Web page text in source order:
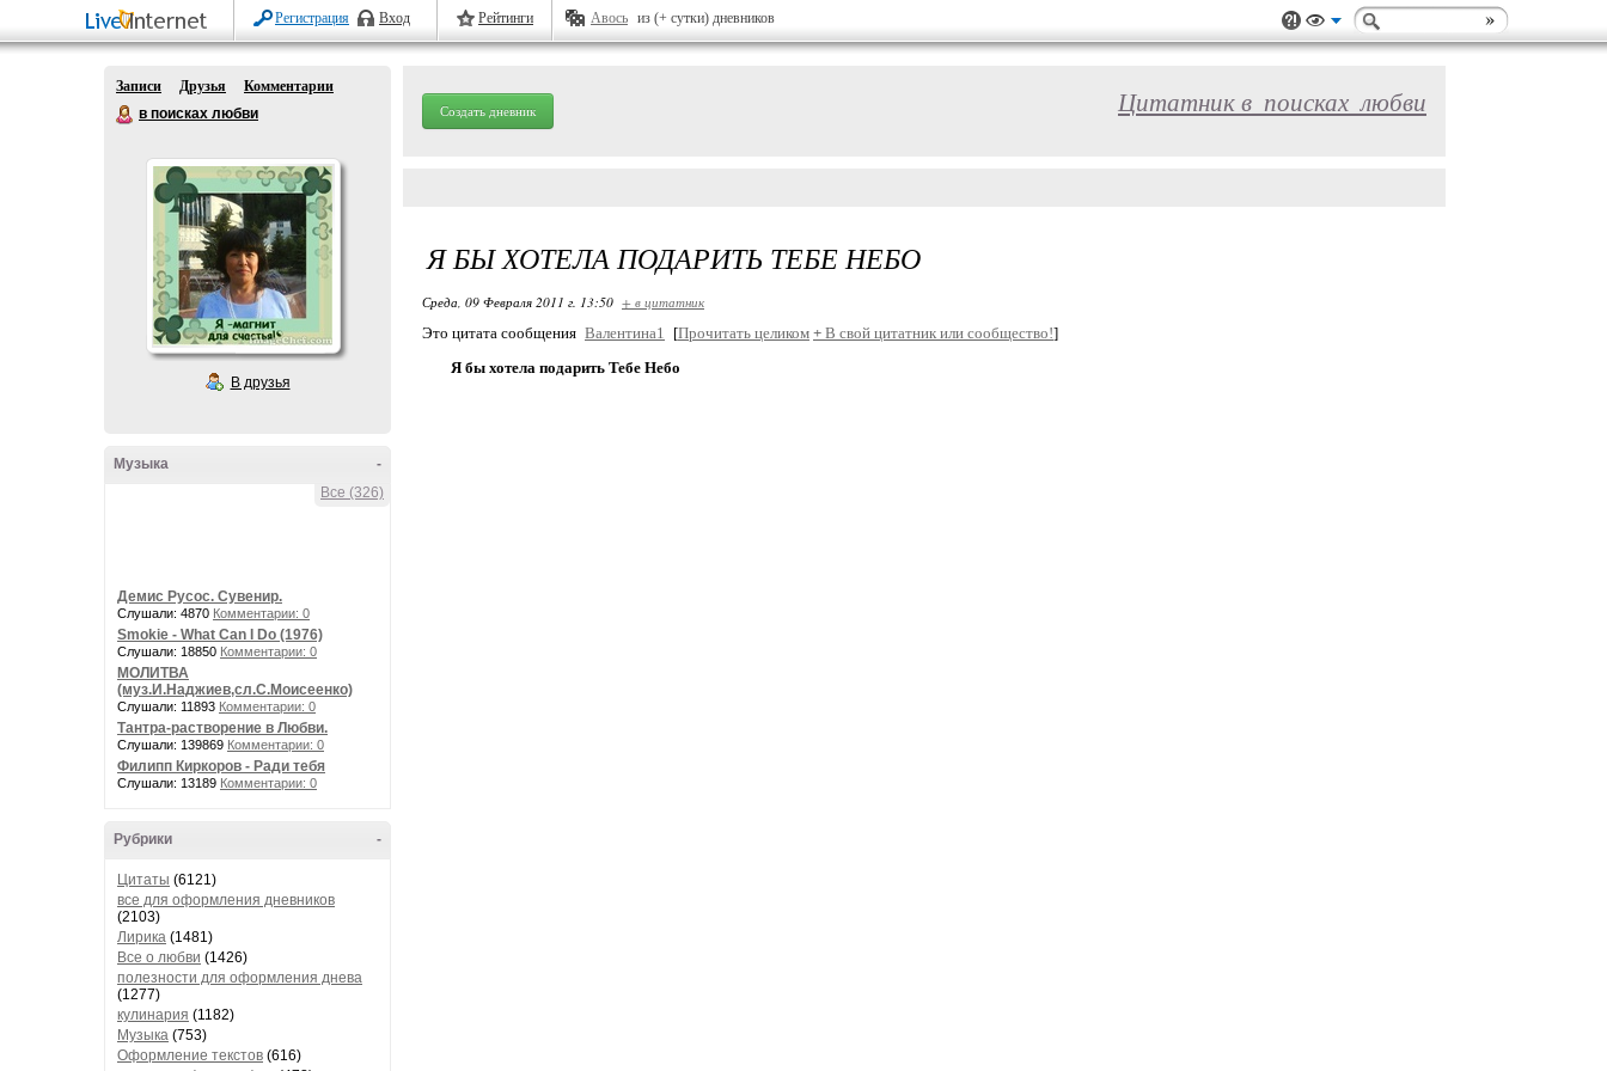
Регистрация Вход Рейтинги Авось из (+ сутки) дневников
Записи Друзья
Комментарии
в поисках любви
В друзья
-
Музыка
Все (326)
Демис Русос. Сувенир.
Слушали: 4870 Комментарии: 0
Smokie - What Can I Do (1976)
Слушали: 18850 Комментарии: 0
МОЛИТВА
(муз.И.Наджиев,сл.С.Моисеенко)
Слушали: 11893 Комментарии: 0
Тантра-растворение в Любви.
Слушали: 139869 Комментарии: 0
Филипп Киркоров - Ради тебя
Слушали: 13189 Комментарии: 0
-
Рубрики
Цитаты (6121)
все для оформления дневников
(2103)
Лирика (1481)
Все о любви (1426)
полезности для оформления днева
(1277)
кулинария (1182)
Музыка (753)
Оформление текстов (616)
Создать дневник Цитатник в_поисках_любви
Я БЫ ХОТЕЛА ПОДАРИТЬ ТЕБЕ НЕБО
Среда, 09 Февраля 2011 г. 13:50 + в цитатник
Это цитата сообщения Валентина1 [Прочитать целиком + В свой цитатник или сообщество!]
Я бы хотела подарить Тебе Небо